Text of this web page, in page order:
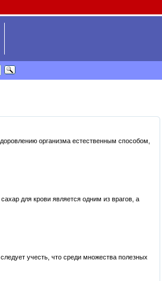
организма естественным способом,
для крови является одним из врагов, а
учесть, что среди множества полезных